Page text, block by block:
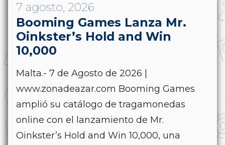
7 agosto, 2026
Booming Games Lanza Mr.
Oinkster’s Hold and Win
10,000
Malta.- 7 de Agosto de 2026 |
www.zonadeazar.com Booming Games
amplió su catálogo de tragamonedas
online con el lanzamiento de Mr.
Oinkster’s Hold and Win 10,000, una